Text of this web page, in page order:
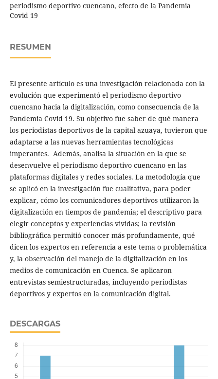
periodismo deportivo cuencano, efecto de la Pandemia
Covid 19
RESUMEN
El presente artículo es una investigación relacionada con la
evolución que experimentó el periodismo deportivo
cuencano hacia la digitalización, como consecuencia de la
Pandemia Covid 19. Su objetivo fue saber de qué manera
los periodistas deportivos de la capital azuaya, tuvieron que
adaptarse a las nuevas herramientas tecnológicas
imperantes. Además, analisa la situación en la que se
desenvuelve el periodismo deportivo cuencano en las
plataformas digitales y redes sociales. La metodología que
se aplicó en la investigación fue cualitativa, para poder
explicar, cómo los comunicadores deportivos utilizaron la
digitalización en tiempos de pandemia; el descriptivo para
elegir conceptos y experiencias vividas; la revisión
bibliográfica permitió conocer más profundamente, qué
dicen los expertos en referencia a este tema o problemática
y, la observación del manejo de la digitalización en los
medios de comunicación en Cuenca. Se aplicaron
entrevistas semiestructuradas, incluyendo periodistas
deportivos y expertos en la comunicación digital.
DESCARGAS